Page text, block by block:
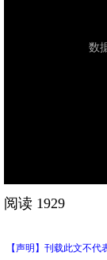
阅读 1929
【声明】刊载此文不